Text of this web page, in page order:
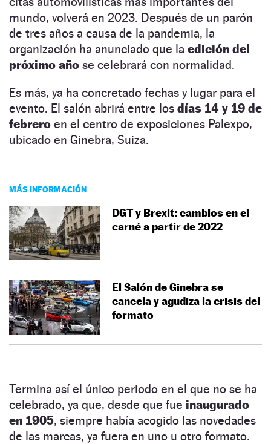
mundo, volverá en 2023. Después de un parón
de tres años a causa de la pandemia, la
organización ha anunciado que la edición del
próximo año se celebrará con normalidad.
Es más, ya ha concretado fechas y lugar para el
evento. El salón abrirá entre los días 14 y 19 de
febrero en el centro de exposiciones Palexpo,
ubicado en Ginebra, Suiza.
MÁS INFORMACIÓN
DGT y Brexit: cambios en el
carné a partir de 2022
El Salón de Ginebra se
cancela y agudiza la crisis del
formato
Termina así el único periodo en el que no se ha
celebrado, ya que, desde que fue inaugurado
en 1905, siempre había acogido las novedades
de las marcas, ya fuera en uno u otro formato.